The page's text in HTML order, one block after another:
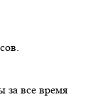
все время